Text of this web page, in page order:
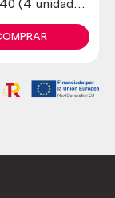
(4 unidades